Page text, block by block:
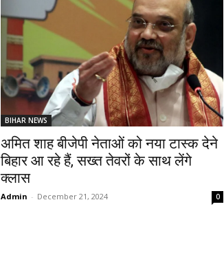
BIHAR NEWS
अमित शाह बीजेपी नेताओं को नया टास्क देने
बिहार आ रहे हैं, सख्त तेवरों के साथ लेंगे
क्लास
Admin - December 21, 2024 0